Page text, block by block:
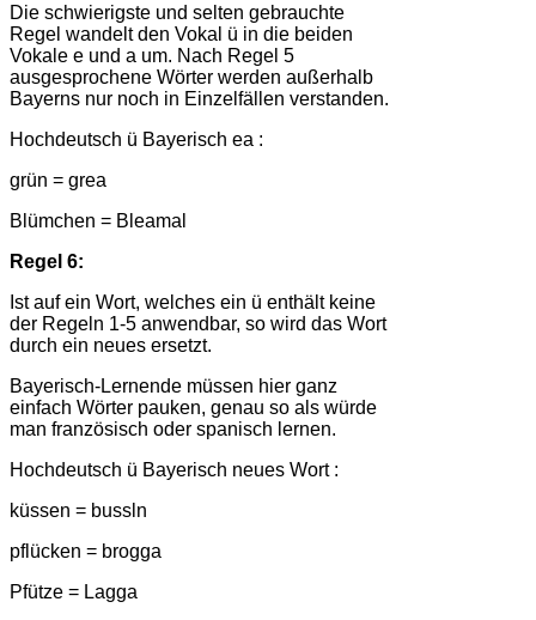
Die schwierigste und selten gebrauchte
Regel wandelt den Vokal ü in die beiden
Vokale e und a um. Nach Regel 5
ausgesprochene Wörter werden außerhalb
Bayerns nur noch in Einzelfällen verstanden.
Hochdeutsch ü Bayerisch ea :
grün = grea
Blümchen = Bleamal
Regel 6:
Ist auf ein Wort, welches ein ü enthält keine
der Regeln 1-5 anwendbar, so wird das Wort
durch ein neues ersetzt.
Bayerisch-Lernende müssen hier ganz
einfach Wörter pauken, genau so als würde
man französisch oder spanisch lernen.
Hochdeutsch ü Bayerisch neues Wort :
küssen = bussln
pflücken = brogga
Pfütze = Lagga